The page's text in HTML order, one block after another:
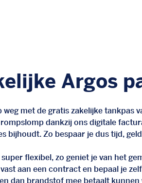
Argos
met de gratis zakelijke tankpas
dankzij ons digitale
bijhoudt. Zo bespaar je dus tijd,
flexibel, zo geniet je van het
aan een contract en bepaal je
dan brandstof mee betaalt kunnen